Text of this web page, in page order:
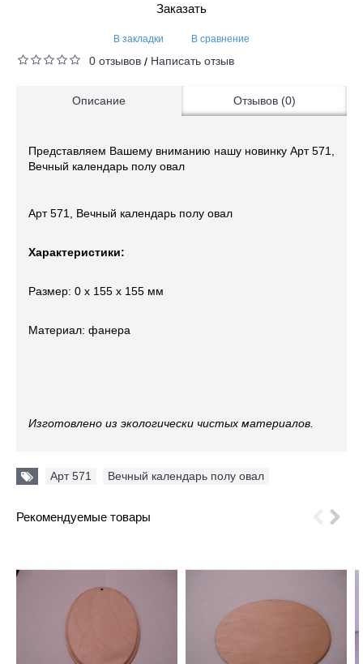
Заказать
В закладки В сравнение
0 отзывов / Написать отзыв
Описание Отзывов (0)
Представляем Вашему вниманию нашу новинку Арт 571,
Вечный календарь полу овал
Арт 571, Вечный календарь полу овал
Характеристики:
Размер: 0 x 155 x 155 мм
Материал: фанера
Изготовлено из экологически чистых материалов.
Арт 571 Вечный календарь полу овал
Рекомендуемые товары